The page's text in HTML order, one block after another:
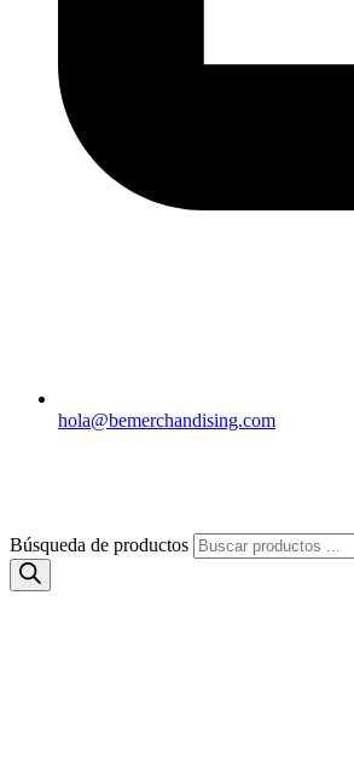
hola@bemerchandising.com
Búsqueda de productos